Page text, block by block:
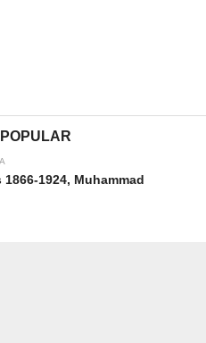
1924, Muhammad